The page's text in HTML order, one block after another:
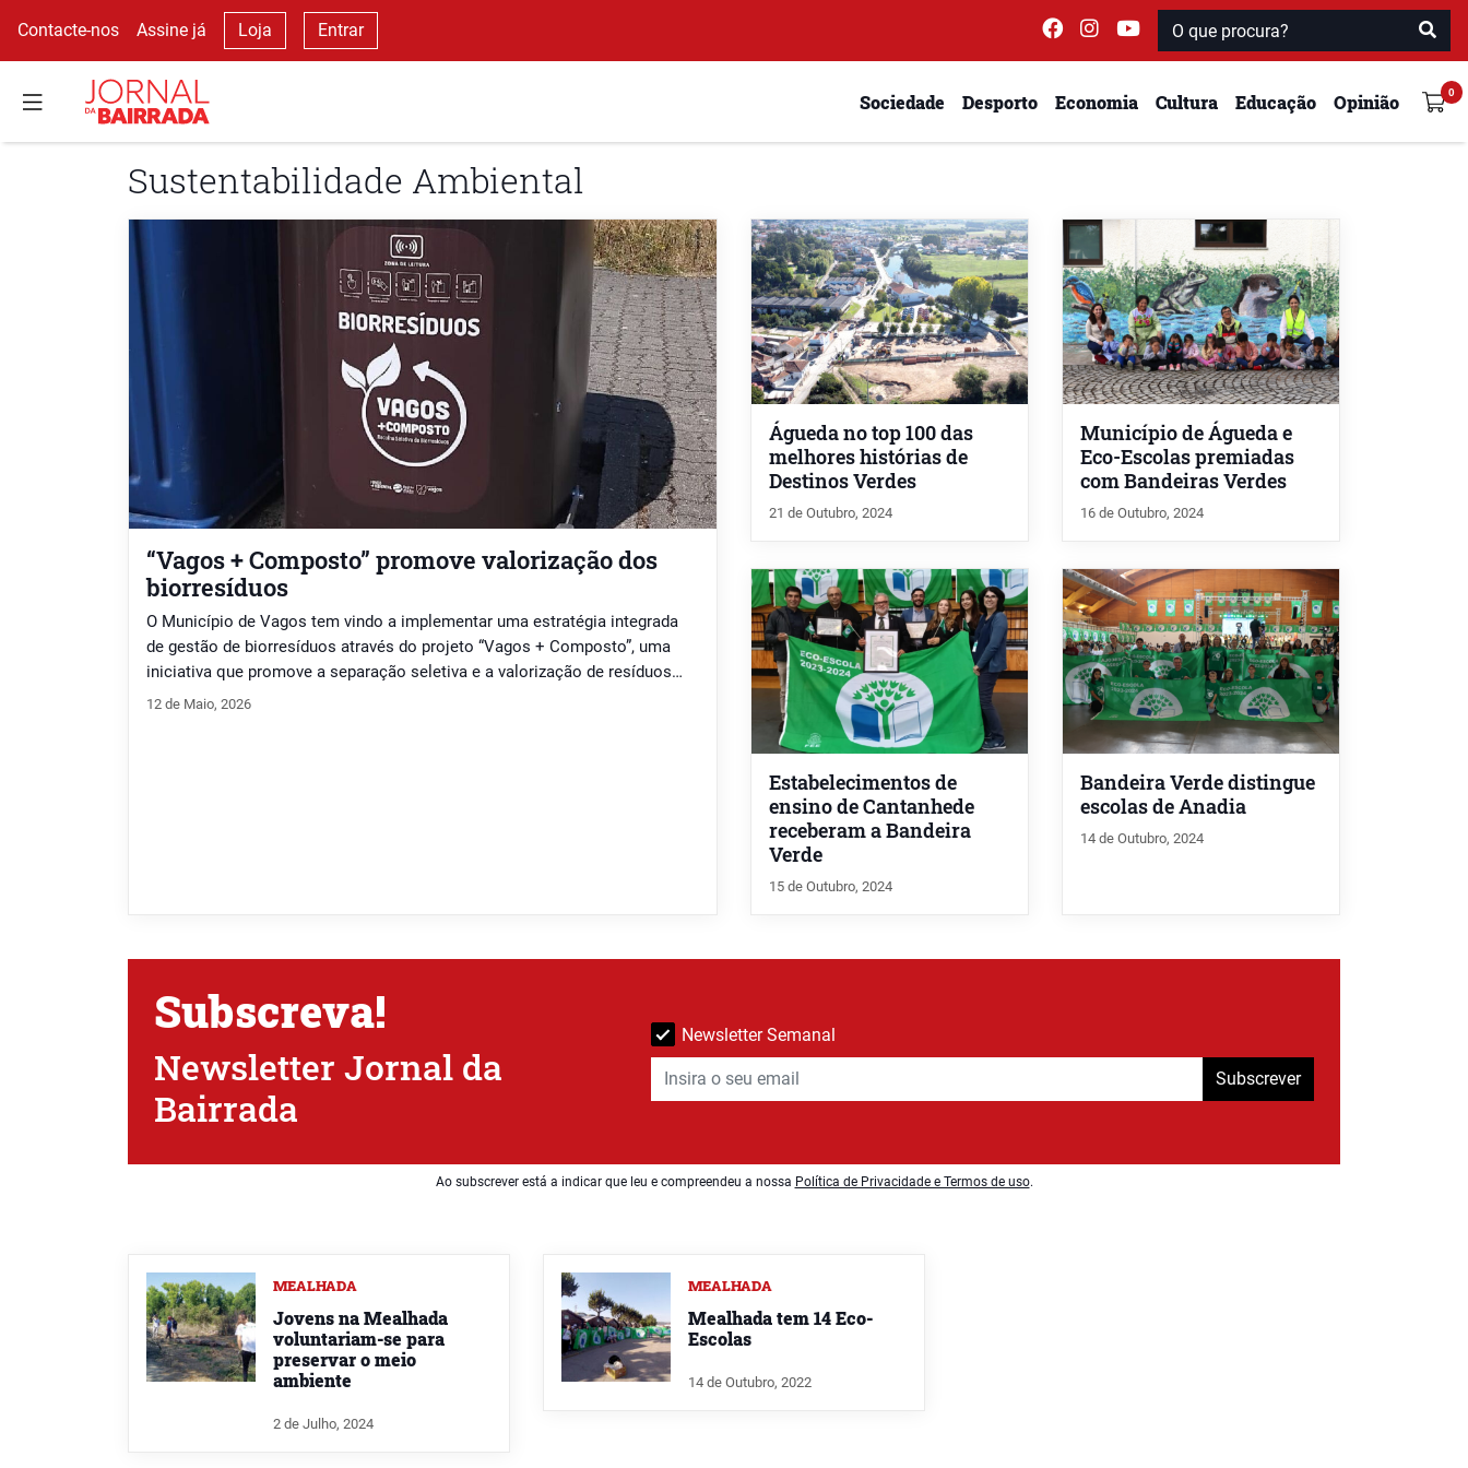
Contacte-nos Assine já Loja Entrar
Sociedade Desporto Economia Cultura Educação Opinião
Sustentabilidade Ambiental
“Vagos + Composto” promove valorização dos
biorresíduos
O Município de Vagos tem vindo a implementar uma estratégia integrada
de gestão de biorresíduos através do projeto “Vagos + Composto”, uma
iniciativa que promove a separação seletiva e a valorização de resíduos
orgânicos, contribuindo para a sustentabilidade ambiental e para a
12 de Maio, 2026
Águeda no top 100 das
melhores histórias de
Destinos Verdes
21 de Outubro, 2024
Município de Águeda e
Eco-Escolas premiadas
com Bandeiras Verdes
16 de Outubro, 2024
Estabelecimentos de
ensino de Cantanhede
receberam a Bandeira
Verde
15 de Outubro, 2024
Bandeira Verde distingue
escolas de Anadia
14 de Outubro, 2024
Subscreva!
Newsletter Jornal da
Bairrada
Newsletter Semanal
Subscrever
Ao subscrever está a indicar que leu e compreendeu a nossa Política de Privacidade e Termos de uso.
MEALHADA
Jovens na Mealhada
voluntariam-se para
preservar o meio
ambiente
2 de Julho, 2024
MEALHADA
Mealhada tem 14 Eco-
Escolas
14 de Outubro, 2022